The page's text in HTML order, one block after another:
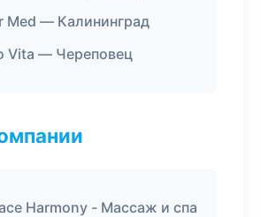
Med — Калининград
Vita — Череповец
Harmony - Массаж и спа